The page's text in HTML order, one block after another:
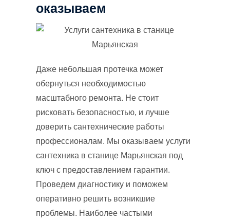
оказываем
Даже небольшая протечка может
обернуться необходимостью
масштабного ремонта. Не стоит
рисковать безопасностью, и лучше
доверить сантехнические работы
профессионалам. Мы оказываем услуги
сантехника в станице Марьянская под
ключ с предоставлением гарантии.
Проведем диагностику и поможем
оперативно решить возникшие
проблемы. Наиболее частыми